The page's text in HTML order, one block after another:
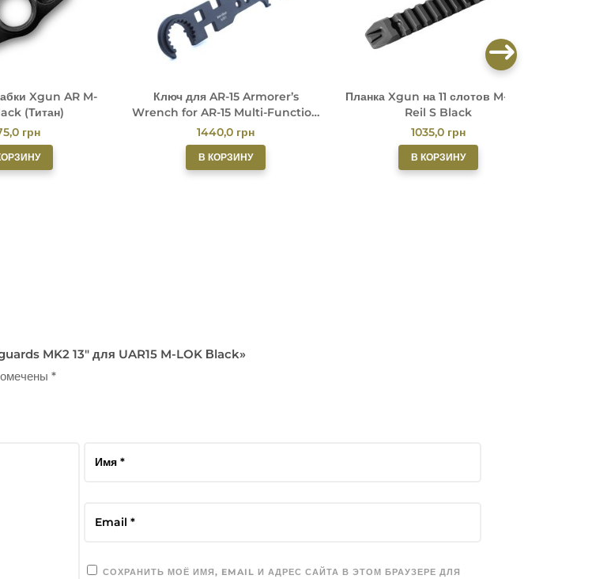
Xgun AR M-
(Титан)
грн
Ключ для AR-15 Armorer’s
Wrench for AR-15 Multi-Function
Tool by XGUN
1440,0 грн
В КОРЗИНУ
Планка Xgun на 11 слотов M-LOK
Reil S Black
1035,0 грн
В КОРЗИНУ
MK2 13″ для UAR15 M-LOK Вlack»
*
СОХРАНИТЬ МОЁ ИМЯ, EMAIL И АДРЕС САЙТА В ЭТОМ БРАУЗЕРЕ ДЛЯ